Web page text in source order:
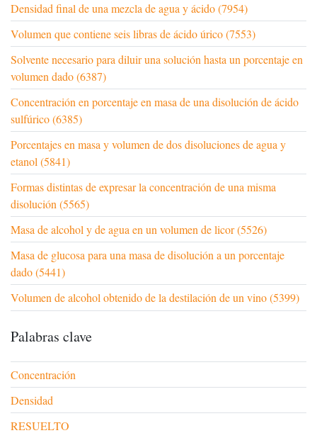
Densidad final de una mezcla de agua y ácido (7954)
Volumen que contiene seis libras de ácido úrico (7553)
Solvente necesario para diluir una solución hasta un porcentaje en
volumen dado (6387)
Concentración en porcentaje en masa de una disolución de ácido
sulfúrico (6385)
Porcentajes en masa y volumen de dos disoluciones de agua y
etanol (5841)
Formas distintas de expresar la concentración de una misma
disolución (5565)
Masa de alcohol y de agua en un volumen de licor (5526)
Masa de glucosa para una masa de disolución a un porcentaje
dado (5441)
Volumen de alcohol obtenido de la destilación de un vino (5399)
Palabras clave
Concentración
Densidad
RESUELTO